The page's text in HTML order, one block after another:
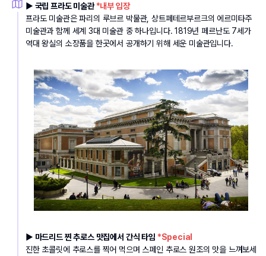
▶ 국립 프라도 미술관 *내부 입장
프라도 미술관은 파리의 루브르 박물관, 상트페테르부르크의 에르미타주
미술관과 함께 세계 3대 미술관 중 하나입니다. 1819년 페르난도 7세가
역대 왕실의 소장품을 한곳에서 공개하기 위해 세운 미술관입니다.
▶ 마드리드 찐 추로스 맛집에서 간식 타임 *Special
진한 초콜릿에 추로스를 찍어 먹으며 스페인 추로스 원조의 맛을 느껴보세